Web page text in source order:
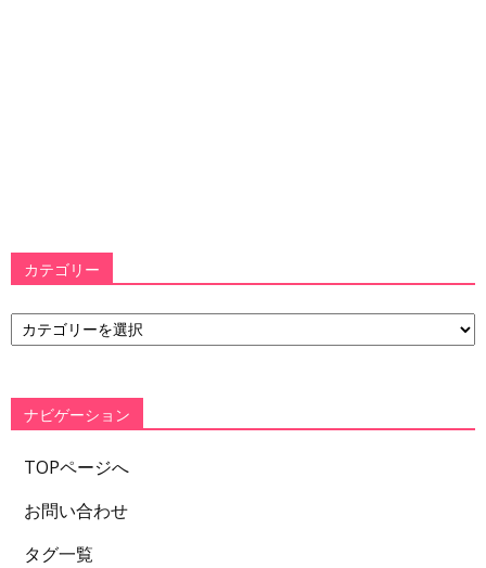
カテゴリー
カ
テ
ー
ナビゲーション
TOPページへ
お問い合わせ
タグ一覧